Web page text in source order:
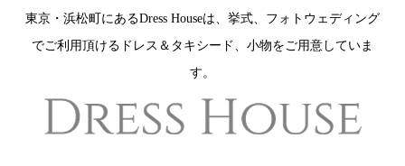
東京・浜松町にあるDress Houseは、挙式、フォトウェディング
でご利用頂けるドレス＆タキシード、小物をご用意していま
す。